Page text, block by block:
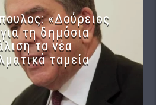
«Δούρειος
τη δημόσια
τα νέα
ταμεία